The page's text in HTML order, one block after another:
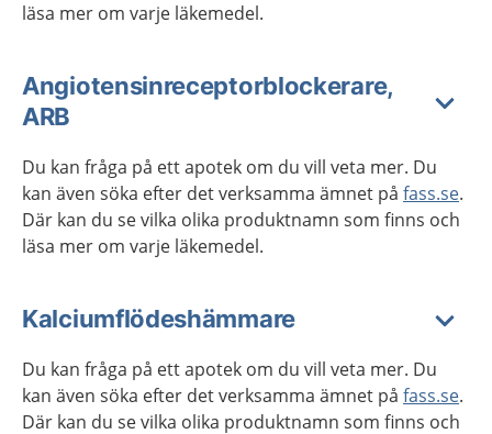
läsa mer om varje läkemedel.
Angiotensinreceptorblockerare,
ARB
Du kan fråga på ett apotek om du vill veta mer. Du
kan även söka efter det verksamma ämnet på fass.se.
Där kan du se vilka olika produktnamn som finns och
läsa mer om varje läkemedel.
Kalciumflödeshämmare
Du kan fråga på ett apotek om du vill veta mer. Du
kan även söka efter det verksamma ämnet på fass.se.
Där kan du se vilka olika produktnamn som finns och